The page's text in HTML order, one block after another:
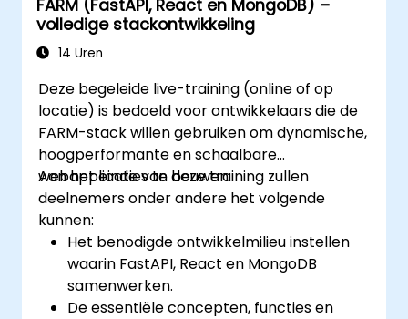
passen samen met TypeScript voor het
bouwen van complexe front-end-
interfaces.
intersection- en tuple-types) te
gebruiken om bestaande generieke
typen uit te breiden.
Asynchrone programmeerpatronen en
API’s te implementeren voor
foutafhandeling en validering van
reacties.
TypeScript- en Node.js-applicaties te
deployen naar productieomgevingen
zoals AWS EC2 of Heroku.
FARM (FastAPI, React en MongoDB) –
volledige stackontwikkeling
14 Uren
Deze begeleide live-training (online of op
locatie) is bedoeld voor ontwikkelaars die de
FARM-stack willen gebruiken om dynamische,
hoogperformante en schaalbare
webapplicaties te bouwen.
Aan het einde van deze training zullen
deelnemers onder andere het volgende
kunnen:
Het benodigde ontwikkelmilieu instellen
waarin FastAPI, React en MongoDB
samenwerken.
De essentiële concepten, functies en